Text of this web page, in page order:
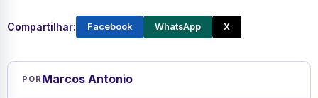
Compartilhar: Facebook WhatsApp X
POR Marcos Antonio